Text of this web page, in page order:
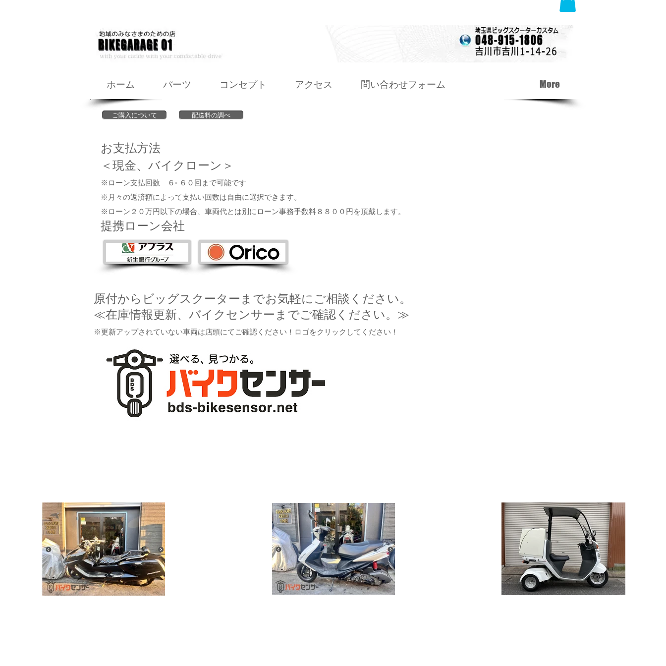
ホーム パーツ コンセプト アクセス 問い合わせフォーム More
お支払方法
＜現金、バイクローン＞
※ローン支払回数 ６- ６０回まで可能です
※月々の返済額によって支払い回数は自由に選択できます。
※ローン２０万円以下の場合、車両代とは別にローン事務手数料８８００円を頂戴します。
提携ローン会社
ご購入について 配送料の調べ
原付からビッグスクーターまでお気軽にご相談ください。
≪在庫情報更新、バイクセンサーまでご確認ください。≫
※更新アップされていない車両は店頭にてご確認ください！ロゴをクリックしてください！